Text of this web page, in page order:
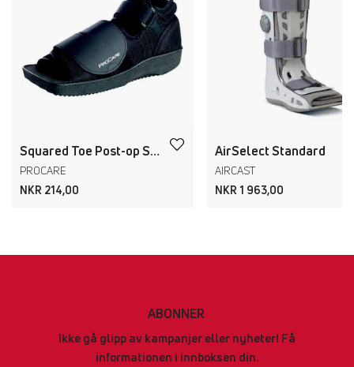
Squared Toe Post-op Shoe
PROCARE
NKR 214,00
AirSelect Standard
AIRCAST
NKR 1 963,00
ABONNER
Ikke gå glipp av kampanjer eller nyheter! Få
informationen i innboksen din.